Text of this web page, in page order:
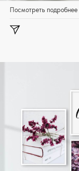
Посмотреть подробнее